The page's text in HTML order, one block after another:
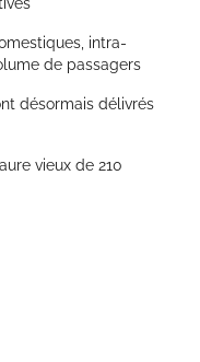
intra-
de passagers
désormais délivrés
vieux de 210